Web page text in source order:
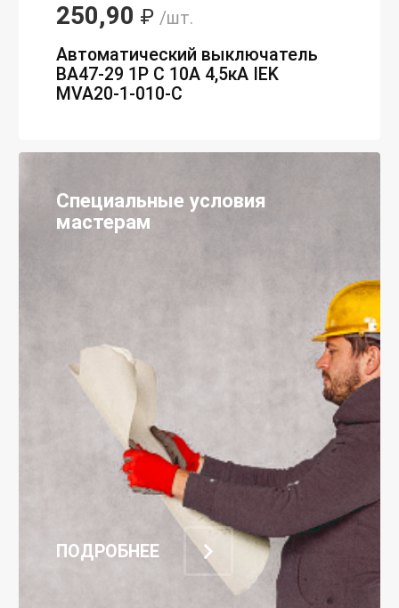
250,90 ₽ /шт.
Автоматический выключатель
ВА47-29 1P C 10А 4,5кА IEK
MVA20-1-010-C
Специальные условия
мастерам
ПОДРОБНЕЕ